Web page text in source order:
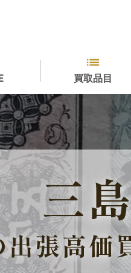
買取品目
三
出張高価